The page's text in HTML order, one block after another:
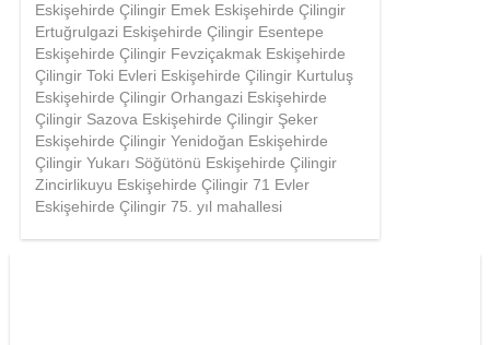
Eskişehirde Çilingir Emek Eskişehirde Çilingir
Ertuğrulgazi Eskişehirde Çilingir Esentepe
Eskişehirde Çilingir Fevziçakmak Eskişehirde
Çilingir Toki Evleri Eskişehirde Çilingir Kurtuluş
Eskişehirde Çilingir Orhangazi Eskişehirde
Çilingir Sazova Eskişehirde Çilingir Şeker
Eskişehirde Çilingir Yenidoğan Eskişehirde
Çilingir Yukarı Söğütönü Eskişehirde Çilingir
Zincirlikuyu Eskişehirde Çilingir 71 Evler
Eskişehirde Çilingir 75. yıl mahallesi